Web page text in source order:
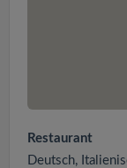
Restaurant
Deutsch,